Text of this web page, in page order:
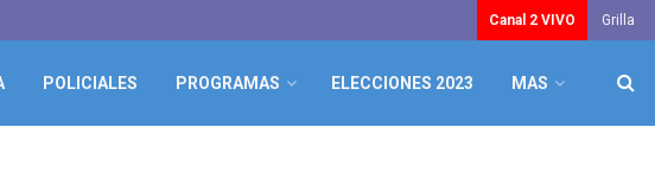
Canal 2 VIVO Grilla
POLICIALES PROGRAMAS ELECCIONES 2023 MAS